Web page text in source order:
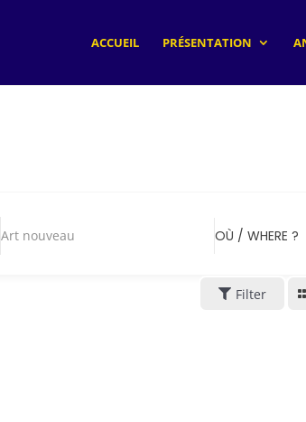
ACCUEIL PRÉSENTATION
Art nouveau OÙ / WHERE ?
Filter